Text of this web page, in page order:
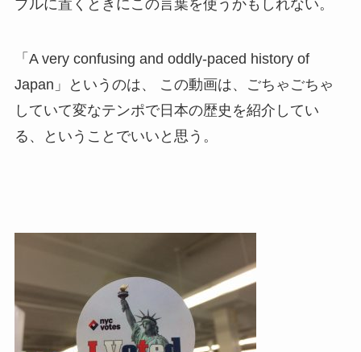
ブルに置くときにこの言葉を使うかもしれない。
「A very confusing and oddly-paced history of
Japan」というのは、 この動画は、ごちゃごちゃ
していて変なテンポで日本の歴史を紹介してい
る、ということでいいと思う。